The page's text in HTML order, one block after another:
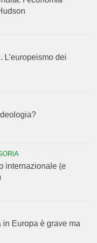
L’europeismo dei
internazionale (e
Europa è grave ma